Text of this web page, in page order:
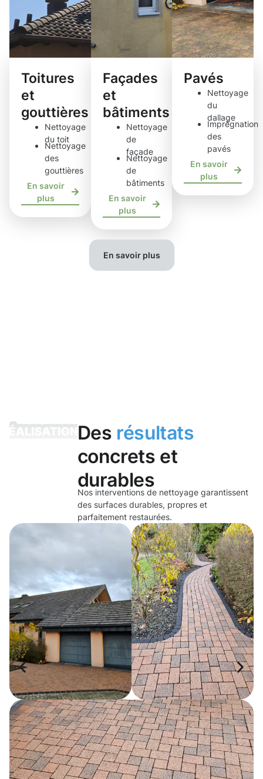
Toitures
et
gouttières
Nettoyage
du toit
Nettoyage
des
gouttières
En savoir
plus
Façades
et
bâtiments
Nettoyage
de
façade
Nettoyage
de
bâtiments
En savoir
plus
Pavés
Nettoyage
du
dallage
Imprégnation
des
pavés
En savoir
plus
En savoir plus
Des résultats
concrets et
durables
Nos interventions de nettoyage garantissent
des surfaces durables, propres et
parfaitement restaurées.